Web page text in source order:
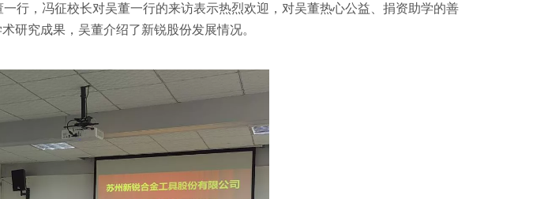
行，冯征校长对吴董一行的来访表示热烈欢迎，对吴董热心公益、捐资助学的善
研究成果，吴董介绍了新锐股份发展情况。